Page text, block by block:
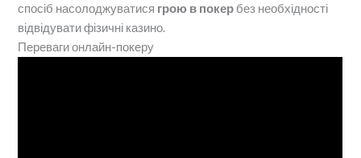
спосіб насолоджуватися грою в покер без необхідності
відвідувати фізичні казино.
Переваги онлайн-покеру